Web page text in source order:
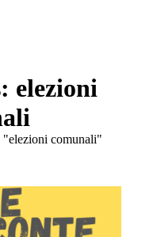
elezioni
"elezioni comunali"